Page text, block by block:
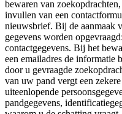
bewaren van
invullen van een
nieuwsbrief. Bij de aanmaak
gegevens worden
contactgegevens. Bij het
een emailadres de informatie
door u gevraagde
van uw pand vergt een
uiteenlopende
pandgegevens,